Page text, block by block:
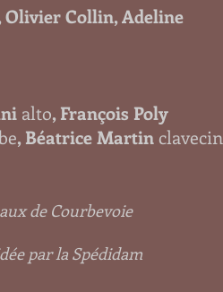
Olivier Collin, Adeline
alto, François Poly
, Béatrice Martin clavecin
de Courbevoie
par la Spédidam